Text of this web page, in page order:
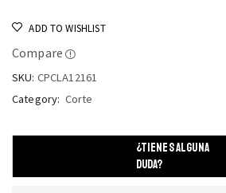
ADD TO WISHLIST
Compare
SKU: CPCLA12161
Category: Corte
¿TIENES ALGUNA
DUDA?